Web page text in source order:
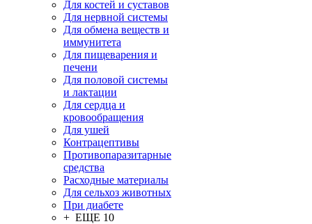
Для костей и суставов
Для нервной системы
Для обмена веществ и
иммунитета
Для пищеварения и
печени
Для половой системы
и лактации
Для сердца и
кровообращения
Для ушей
Контрацептивы
Противопаразитарные
средства
Расходные материалы
Для сельхоз животных
При диабете
+ ЕЩЕ 10